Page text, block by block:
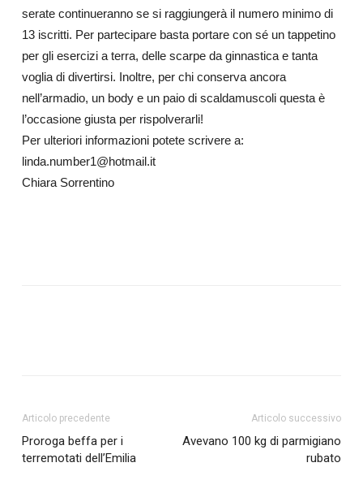
serate continueranno se si raggiungerà il numero minimo di
13 iscritti. Per partecipare basta portare con sé un tappetino
per gli esercizi a terra, delle scarpe da ginnastica e tanta
voglia di divertirsi. Inoltre, per chi conserva ancora
nell’armadio, un body e un paio di scaldamuscoli questa è
l’occasione giusta per rispolverarli!
Per ulteriori informazioni potete scrivere a:
linda.number1@hotmail.it
Chiara Sorrentino
Articolo precedente
Proroga beffa per i
terremotati dell’Emilia
Articolo successivo
Avevano 100 kg di parmigiano
rubato